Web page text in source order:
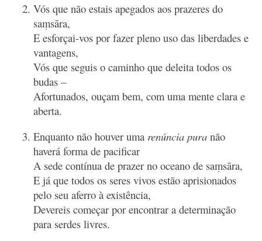
Vós que não estais apegados aos prazeres do
saṃsāra,
E esforçai-vos por fazer pleno uso das liberdades e
vantagens,
Vós que seguis o caminho que deleita todos os
budas –
Afortunados, ouçam bem, com uma mente clara e
aberta.
Enquanto não houver uma renúncia pura não
haverá forma de pacificar
A sede contínua de prazer no oceano de saṃsāra,
E já que todos os seres vivos estão aprisionados
pelo seu aferro à existência,
Devereis começar por encontrar a determinação
para serdes livres.